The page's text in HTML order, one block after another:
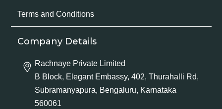
Terms and Conditions
Company Details
Rachnaye Private Limited
B Block, Elegant Embassy, 402, Thurahalli Rd,
Subramanyapura, Bengaluru, Karnataka
560061